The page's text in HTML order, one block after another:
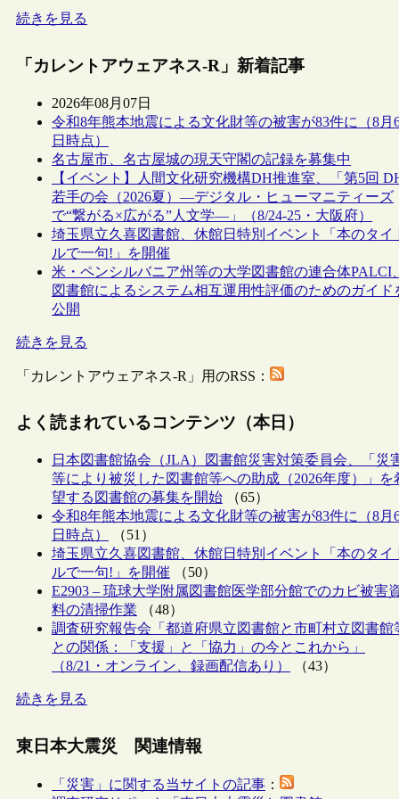
続きを見る
「カレントアウェアネス-R」新着記事
2026年08月07日
令和8年熊本地震による文化財等の被害が83件に（8月
日時点）
名古屋市、名古屋城の現天守閣の記録を募集中
【イベント】人間文化研究機構DH推進室、「第5回
若手の会（2026夏）―デジタル・ヒューマニティーズ
で“繋がる×広がる”人文学―」（8/24-25・大阪府）
埼玉県立久喜図書館、休館日特別イベント「本のタイ
ルで一句!」を開催
米・ペンシルバニア州等の大学図書館の連合体PALCI、
図書館によるシステム相互運用性評価のためのガイド
公開
続きを見る
「カレントアウェアネス-R」用のRSS：
よく読まれているコンテンツ（本日）
日本図書館協会（JLA）図書館災害対策委員会、「災
等により被災した図書館等への助成（2026年度）」を
望する図書館の募集を開始 （65）
令和8年熊本地震による文化財等の被害が83件に（8月
日時点）
（51）
埼玉県立久喜図書館、休館日特別イベント「本のタイ
ルで一句!」を開催 （50）
E2903 – 琉球大学附属図書館医学部分館でのカビ被害
料の清掃作業 （48）
調査研究報告会「都道府県立図書館と市町村立図書館
との関係：「支援」と「協力」の今とこれから」
（8/21・オンライン、録画配信あり）
（43）
続きを見る
東日本大震災 関連情報
「災害」に関する当サイトの記事 ：